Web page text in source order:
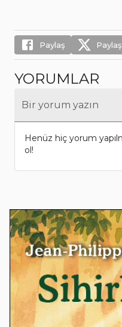
Paylaş Paylaş
YORUMLAR
Bir yorum yazın
Henüz hiç yorum
ol!